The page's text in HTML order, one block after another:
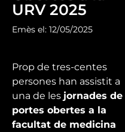
URV 2025
Emès el: 12/05/2025
Prop de tres-centes
persones han assistit a
una de les jornades de
portes obertes a la
facultat de medicina